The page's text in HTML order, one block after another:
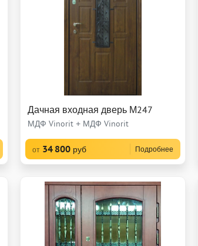
Дачная входная дверь М247
МДФ Vinorit + МДФ Vinorit
от 34 800 руб Подробнее